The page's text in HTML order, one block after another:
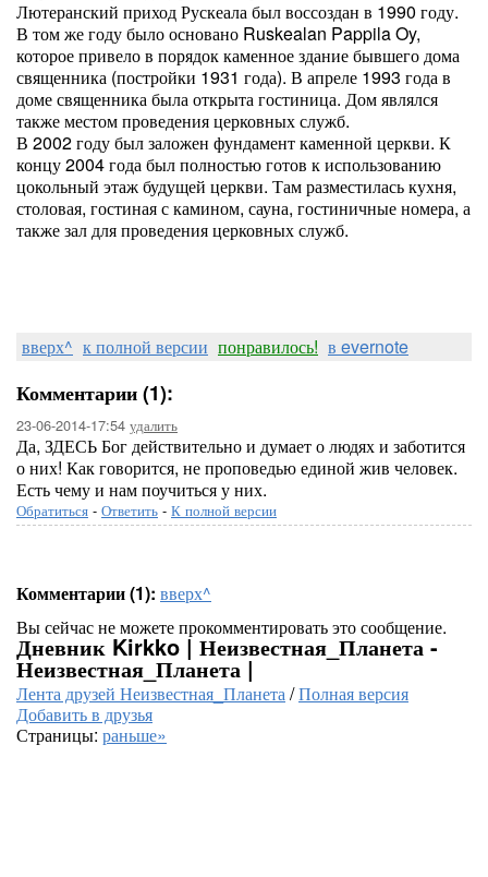
Лютеранский приход Рускеала был воссоздан в 1990 году.
В том же году было основано Ruskealan Pappila Oy,
которое привело в порядок каменное здание бывшего дома
священника (постройки 1931 года). В апреле 1993 года в
доме священника была открыта гостиница. Дом являлся
также местом проведения церковных служб.
В 2002 году был заложен фундамент каменной церкви. К
концу 2004 года был полностью готов к использованию
цокольный этаж будущей церкви. Там разместилась кухня,
столовая, гостиная с камином, сауна, гостиничные номера, а
также зал для проведения церковных служб.
вверх^ к полной версии понравилось! в evernote
Комментарии (1):
23-06-2014-17:54 удалить
Да, ЗДЕСЬ Бог действительно и думает о людях и заботится
о них! Как говорится, не проповедью единой жив человек.
Есть чему и нам поучиться у них.
Обратиться - Ответить - К полной версии
Комментарии (1): вверх^
Вы сейчас не можете прокомментировать это сообщение.
Дневник Kirkko | Неизвестная_Планета -
Неизвестная_Планета |
Лента друзей Неизвестная_Планета/Полная версия
Добавить в друзья
Страницы: раньше»